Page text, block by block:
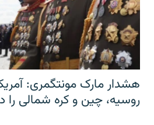
هشدار مارک مونتگمری:
روسیه، چین و کره شمالی